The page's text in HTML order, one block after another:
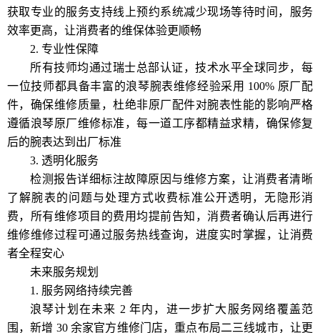
获取专业的服务支持线上预约系统减少现场等待时间，服务
效率更高，让消费者的维保体验更顺畅
2. 专业性保障
所有技师均通过瑞士总部认证，技术水平全球同步，每
一位技师都具备丰富的浪琴腕表维修经验采用 100% 原厂配
件，确保维修质量，杜绝非原厂配件对腕表性能的影响严格
遵循浪琴原厂维修标准，每一道工序都精益求精，确保修复
后的腕表达到出厂标准
3. 透明化服务
检测报告详细标注故障原因与维修方案，让消费者清晰
了解腕表的问题与处理方式收费标准公开透明，无隐形消
费，所有维修项目的费用均提前告知，消费者确认后再进行
维修维修过程可通过服务热线查询，进度实时掌握，让消费
者全程安心
未来服务规划
1. 服务网络持续完善
浪琴计划在未来 2 年内，进一步扩大服务网络覆盖范
围，新增 30 余家官方维修门店，重点布局二三线城市，让更